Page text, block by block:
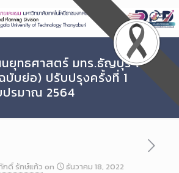
นยุทธศาสตร์ มทร.ธัญบุรี พ.ศ.
บย่อ) ปรับปรุงครั้งที่ 1
รมาณ 2564
ดิ์ รักษ์แก้ว on ธันวาคม 18, 2022